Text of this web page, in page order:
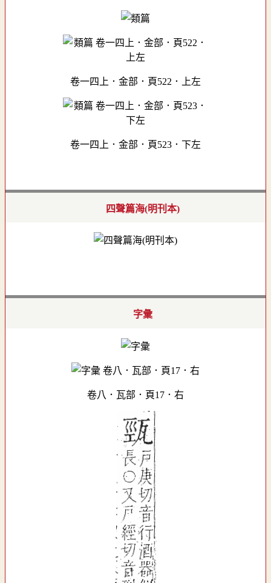
卷一四上．金部．頁522．上左
卷一四上．金部．頁523．下左
四聲篇海(明刊本)
字彙
卷八．瓦部．頁17．右